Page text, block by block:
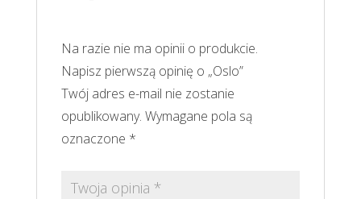
Na razie nie ma opinii o produkcie.
Napisz pierwszą opinię o „Oslo”
Twój adres e-mail nie zostanie
opublikowany. Wymagane pola są
oznaczone *